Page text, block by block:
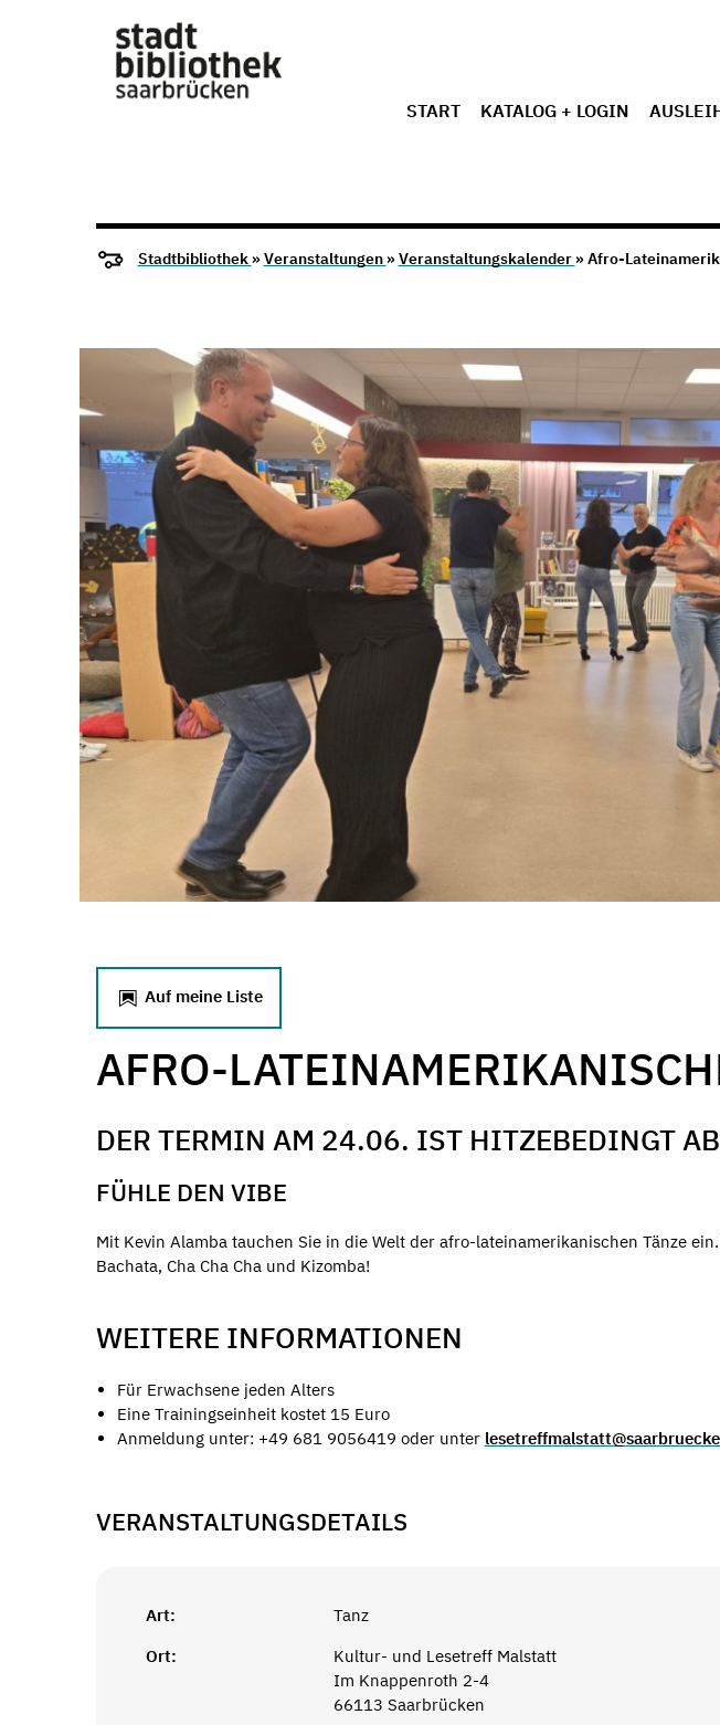
START KATALOG + LOGIN
Stadtbibliothek »Veranstaltungen »Veranstaltungskalender » Afro-
Auf meine Liste
AFRO-
DER TERMIN AM 24.06. IST HITZEBEDINGT
FÜHLE DEN VIBE
Mit Kevin Alamba tauchen Sie in die Welt der afro-lateinamerikanischen Tänze
Bachata, Cha Cha Cha und Kizomba!
WEITERE INFORMATIONEN
Für Erwachsene jeden Alters
Eine Trainingseinheit kostet 15 Euro
Anmeldung unter: +49 681 9056419 oder unter
VERANSTALTUNGSDETAILS
Art:
Tanz
Ort:
Kultur- und Lesetreff Malstatt
Im Knappenroth 2-4
66113 Saarbrücken